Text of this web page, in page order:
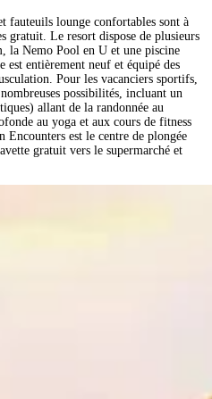
fauteuils lounge confortables sont à
gratuit. Le resort dispose de plusieurs
la Nemo Pool en U et une piscine
entièrement neuf et équipé des
Pour les vacanciers sportifs,
possibilités, incluant un
allant de la randonnée au
au yoga et aux cours de fitness
Encounters est le centre de plongée
gratuit vers le supermarché et